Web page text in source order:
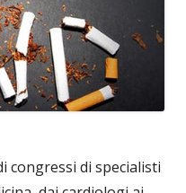
congressi di specialisti